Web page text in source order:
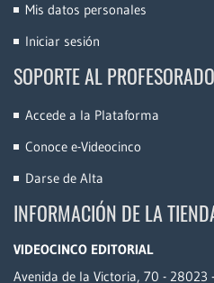
Mis datos personales
Iniciar sesión
SOPORTE AL PROFESORADO
Accede a la Plataforma
Conoce e-Videocinco
Darse de Alta
INFORMACIÓN DE LA
VIDEOCINCO EDITORIAL
Avenida de la Victoria, 70 - 28023 -